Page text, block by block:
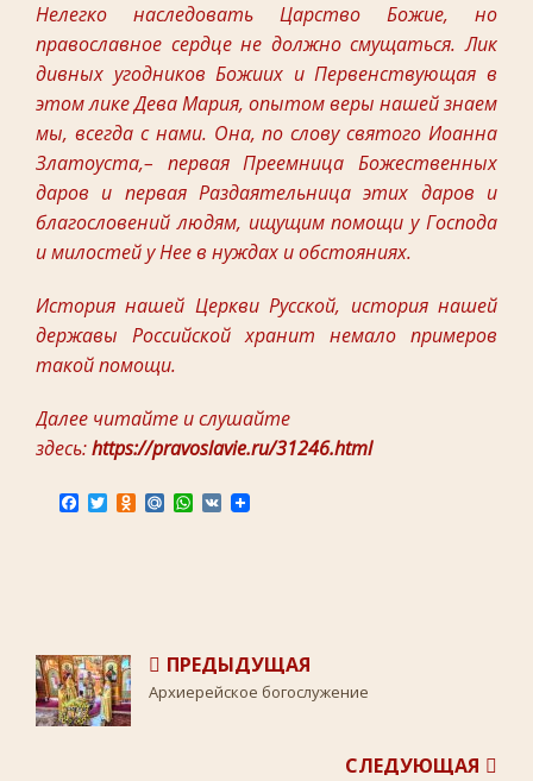
Нелегко наследовать Царство Божие, но
православное сердце не должно смущаться. Лик
дивных угодников Божиих и Первенствующая в
этом лике Дева Мария, опытом веры нашей знаем
мы, всегда с нами. Она, по слову святого Иоанна
Златоуста,– первая Преемница Божественных
даров и первая Раздаятельница этих даров и
благословений людям, ищущим помощи у Господа
и милостей у Нее в нуждах и обстояниях.
История нашей Церкви Русской, история нашей
державы Российской хранит немало примеров
такой помощи.
Далее читайте и слушайте
здесь:https://pravoslavie.ru/31246.html
T O M W V
ПРЕДЫДУЩАЯ
Архиерейское богослужение
СЛЕДУЮЩАЯ